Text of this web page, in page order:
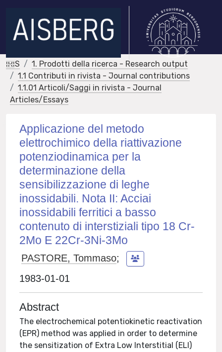
IRIS
1. Prodotti della ricerca - Research output
1.1 Contributi in rivista - Journal contributions
1.1.01 Articoli/Saggi in rivista - Journal
Articles/Essays
Applicazione del metodo
elettrochimico della riattivazione
potenziodinamica per la
determinazione della
sensibilizzazione di leghe
inossidabili. Nota II: Acciai
inossidabili ferritici a basso
contenuto di interstiziali tipo 18 Cr-
2Mo E 22Cr-3Ni-3Mo
PASTORE, Tommaso;
1983-01-01
Abstract
The electrochemical potentiokinetic reactivation
(EPR) method was applied in order to determine
the sensitization of Extra Low Interstitial (ELI)